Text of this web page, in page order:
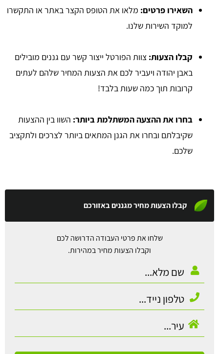
השאירו פרטים: מלאו את הטופס הקצר באתר או התקשרו
למוקד השירות שלנו.
קבלו הצעות: צוות הפורטל ייצור קשר עם גננים מובילים
באבן יהודה ויעביר לכם את הצעות המחיר שלהם לעתים
קרובות תוך כמה שעות בלבד!
בחרו את ההצעה המשתלמת ביותר: השוו בין ההצעות
שקיבלתם ובחרו את הגנן המתאים ביותר לצרכים ולתקציב
שלכם.
קבלו הצעות מחיר מגננים באזורכם
שלחו את פרטי העבודה הדרושה לכם
וקבלו הצעות מחיר במהירות.